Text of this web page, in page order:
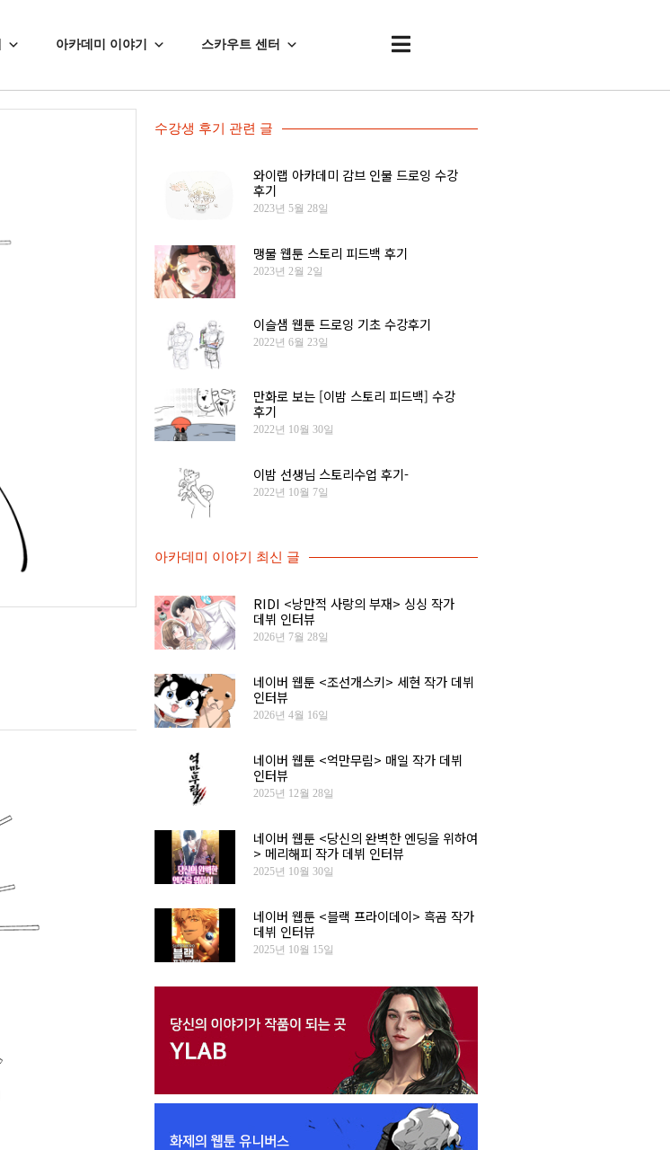
아카데미 이야기 스카우트 센터
수강생 후기 관련 글
와이랩 아카데미 감브 인물 드로잉 수강
후기
2023년 5월 28일
맹물 웹툰 스토리 피드백 후기
2023년 2월 2일
이슬샘 웹툰 드로잉 기초 수강후기
2022년 6월 23일
만화로 보는 [이밤 스토리 피드백] 수강
후기
2022년 10월 30일
이밤 선생님 스토리수업 후기-
2022년 10월 7일
아카데미 이야기 최신 글
RIDI <낭만적 사랑의 부재> 싱싱 작가
데뷔 인터뷰
2026년 7월 28일
네이버 웹툰 <조선개스키> 세현 작가 데뷔
인터뷰
2026년 4월 16일
네이버 웹툰 <억만무림> 매일 작가 데뷔
인터뷰
2025년 12월 28일
네이버 웹툰 <당신의 완벽한 엔딩을 위하여
> 메리해피 작가 데뷔 인터뷰
2025년 10월 30일
네이버 웹툰 <블랙 프라이데이> 흑곰 작가
데뷔 인터뷰
2025년 10월 15일